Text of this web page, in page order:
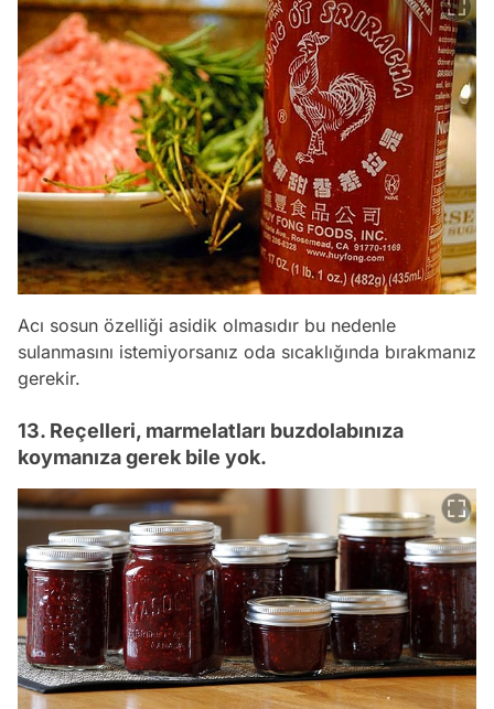
Acı sosun özelliği asidik olmasıdır bu nedenle
sulanmasını istemiyorsanız oda sıcaklığında bırakmanız
gerekir.
13. Reçelleri, marmelatları buzdolabınıza
koymanıza gerek bile yok.